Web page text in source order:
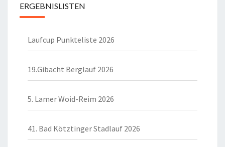
ERGEBNISLISTEN
Laufcup Punkteliste 2026
19.Gibacht Berglauf 2026
5. Lamer Woid-Reim 2026
41. Bad Kötztinger Stadlauf 2026